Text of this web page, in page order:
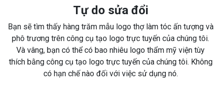
Tự do sửa đổi
Bạn sẽ tìm thấy hàng trăm mẫu logo thợ làm tóc ấn tượng và
phô trương trên công cụ tạo logo trực tuyến của chúng tôi.
Và vâng, bạn có thể có bao nhiêu logo thẩm mỹ viện tùy
thích bằng công cụ tạo logo trực tuyến của chúng tôi. Không
có hạn chế nào đối với việc sử dụng nó.